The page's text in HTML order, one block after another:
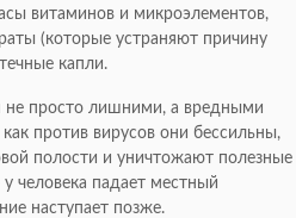
витаминов и микроэлементов,
(которые устраняют причину
капли.
не просто лишними, а вредными
против вирусов они бессильны,
полости и уничтожают полезные
человека падает местный
наступает позже.